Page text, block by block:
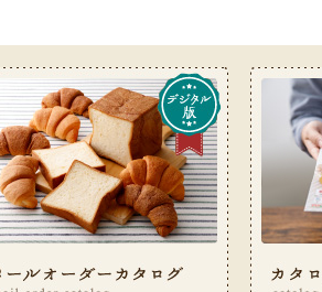
ービス室フリーダイヤル 0120-487-050（